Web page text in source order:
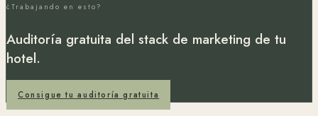
¿Trabajando en esto?
Auditoría gratuita del stack de marketing de tu
hotel.
Consigue tu auditoría gratuita